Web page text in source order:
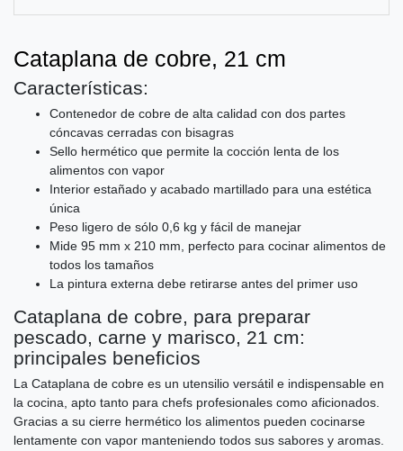
Сataplana de cobre, 21 cm
Características:
Contenedor de cobre de alta calidad con dos partes
cóncavas cerradas con bisagras
Sello hermético que permite la cocción lenta de los
alimentos con vapor
Interior estañado y acabado martillado para una estética
única
Peso ligero de sólo 0,6 kg y fácil de manejar
Mide 95 mm x 210 mm, perfecto para cocinar alimentos de
todos los tamaños
La pintura externa debe retirarse antes del primer uso
Cataplana de cobre, para preparar
pescado, carne y marisco, 21 cm:
principales beneficios
La Cataplana de cobre es un utensilio versátil e indispensable en
la cocina, apto tanto para chefs profesionales como aficionados.
Gracias a su cierre hermético los alimentos pueden cocinarse
lentamente con vapor manteniendo todos sus sabores y aromas.